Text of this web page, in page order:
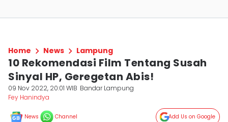
Home News Lampung
10 Rekomendasi Film Tentang Susah
Sinyal HP, Geregetan Abis!
09 Nov 2022, 20:01 WIB Bandar Lampung
Fey Hanindya
News Channel Add Us on Google